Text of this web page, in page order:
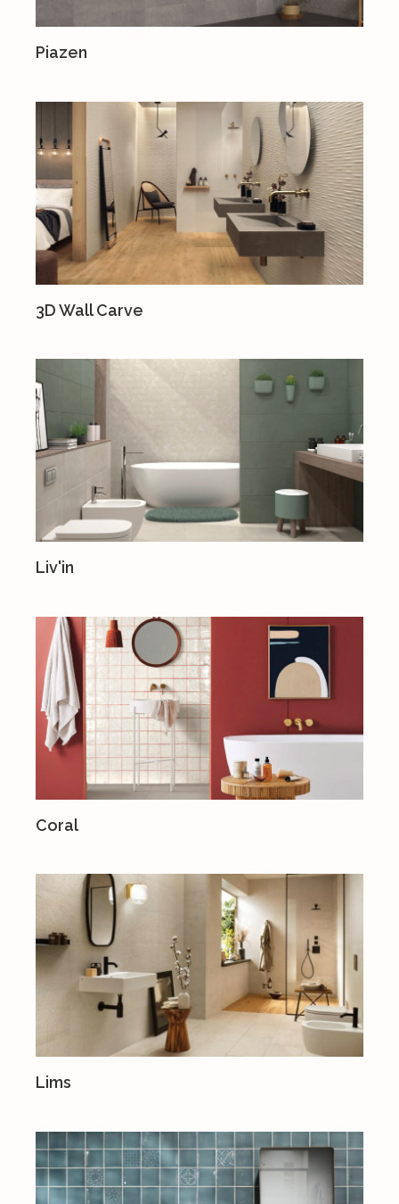
Piazen
3D Wall Carve
Liv'in
Coral
Lims